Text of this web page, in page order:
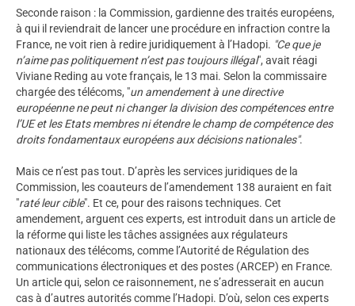
Seconde raison : la Commission, gardienne des traités européens,
à qui il reviendrait de lancer une procédure en infraction contre la
France, ne voit rien à redire juridiquement à l’Hadopi. "Ce que je
n’aime pas politiquement n’est pas toujours illégal", avait réagi
Viviane Reding au vote français, le 13 mai. Selon la commissaire
chargée des télécoms, "un amendement à une directive
européenne ne peut ni changer la division des compétences entre
l’UE et les Etats membres ni étendre le champ de compétence des
droits fondamentaux européens aux décisions nationales".
Mais ce n’est pas tout. D’après les services juridiques de la
Commission, les coauteurs de l’amendement 138 auraient en fait
"raté leur cible". Et ce, pour des raisons techniques. Cet
amendement, arguent ces experts, est introduit dans un article de
la réforme qui liste les tâches assignées aux régulateurs
nationaux des télécoms, comme l’Autorité de Régulation des
communications électroniques et des postes (ARCEP) en France.
Un article qui, selon ce raisonnement, ne s’adresserait en aucun
cas à d’autres autorités comme l’Hadopi. D’où, selon ces experts